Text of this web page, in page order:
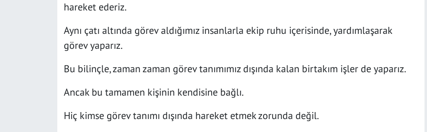
hareket ederiz.
Aynı çatı altında görev aldığımız insanlarla ekip ruhu içerisinde, yardımlaşarak
görev yaparız.
Bu bilinçle, zaman zaman görev tanımımız dışında kalan birtakım işler de yaparız.
Ancak bu tamamen kişinin kendisine bağlı.
Hiç kimse görev tanımı dışında hareket etmek zorunda değil.
KÜLTÜR SANAT